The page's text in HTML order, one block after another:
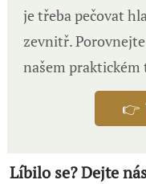
je třeba pečovat
zevnitř.
našem praktickém
👉
Líbilo se? Dejte